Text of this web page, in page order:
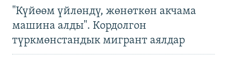
"Күйөөм үйлөндү, жөнөткөн акчама
машина алды". Кордолгон
түркмөнстандык мигрант аялдар